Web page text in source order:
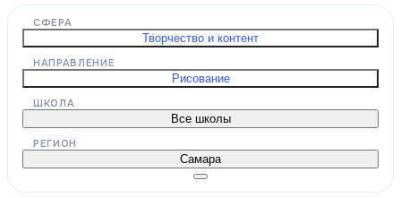
СФЕРА
Творчество и контент
НАПРАВЛЕНИЕ
Рисование
ШКОЛА
Все школы
РЕГИОН
Самара